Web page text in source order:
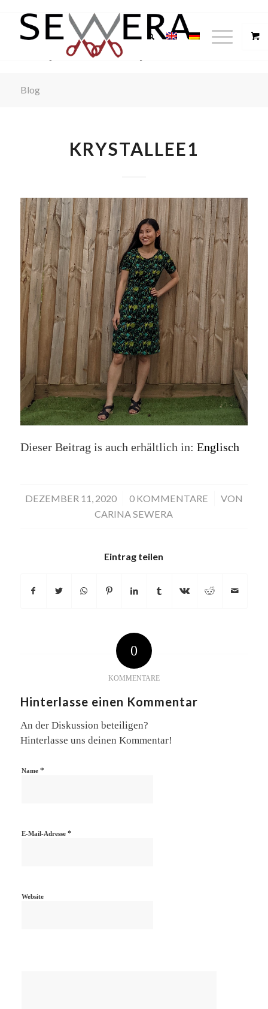
Blog
KRYSTALLEE1
Dieser Beitrag is auch erhältlich in: Englisch
DEZEMBER 11, 2020
/ 0 KOMMENTARE
/
VON
CARINA SEWERA
Eintrag teilen
0
KOMMENTARE
Hinterlasse einen Kommentar
An der Diskussion beteiligen?
Hinterlasse uns deinen Kommentar!
Name *
E-Mail-Adresse *
Website